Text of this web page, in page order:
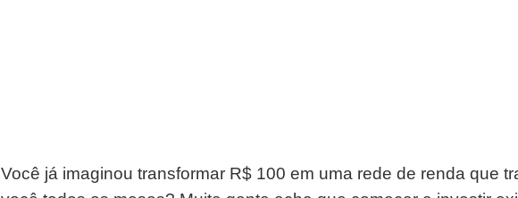
Você já imaginou transformar R$ 100 em uma rede de renda que